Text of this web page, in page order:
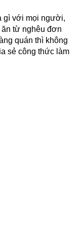
gì với mọi người,
từ nghêu đơn
quán thì không
sẻ công thức làm